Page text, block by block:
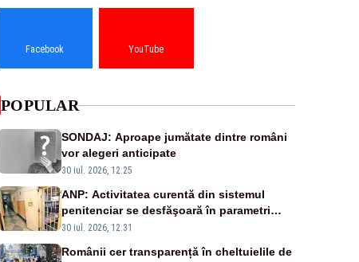
Facebook YouTube
POPULAR
SONDAJ: Aproape jumătate dintre români
vor alegeri anticipate
30 iul. 2026, 12:25
ANP: Activitatea curentă din sistemul
penitenciar se desfăşoară în parametri
normali
30 iul. 2026, 12:31
Românii cer transparență în cheltuielile de